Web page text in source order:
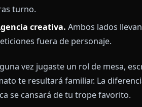
historia que ninguno habría
Tres cosas separan el roleplay
Persistencia de persona. El
genérico.
Continuidad narrativa.Una